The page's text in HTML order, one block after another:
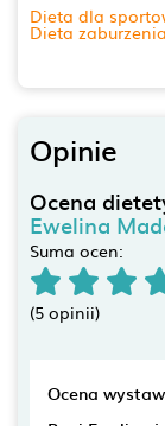
Dieta dla
Dieta
Opinie
Ocena
Ewelina
Suma ocen:
(5 opinii)
Ocena